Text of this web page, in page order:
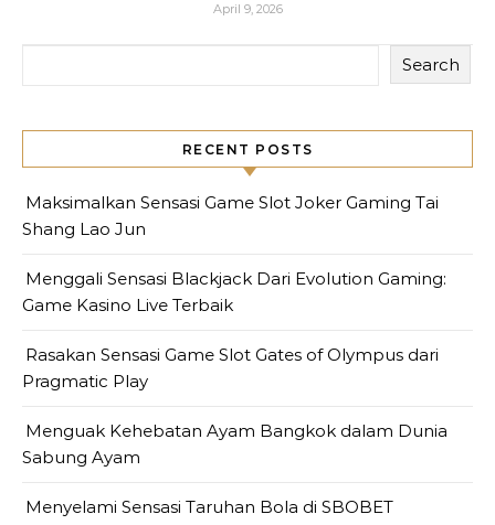
April 9, 2026
Search
RECENT POSTS
Maksimalkan Sensasi Game Slot Joker Gaming Tai
Shang Lao Jun
Menggali Sensasi Blackjack Dari Evolution Gaming:
Game Kasino Live Terbaik
Rasakan Sensasi Game Slot Gates of Olympus dari
Pragmatic Play
Menguak Kehebatan Ayam Bangkok dalam Dunia
Sabung Ayam
Menyelami Sensasi Taruhan Bola di SBOBET